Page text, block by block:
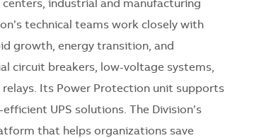
industrial and manufacturing
technical teams work closely with
growth, energy transition, and
circuit breakers, low-voltage systems,
Its Power Protection unit supports
UPS solutions. The Division’s
that helps organizations save